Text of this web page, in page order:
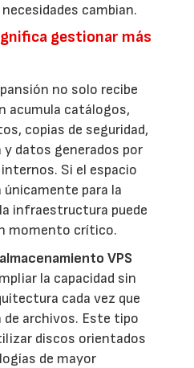
cambian.
gestionar más
no solo recibe
acumula catálogos,
copias de seguridad,
datos generados por
Si el espacio
únicamente para la
infraestructura puede
momento crítico.
almacenamiento VPS
la capacidad sin
cada vez que
archivos. Este tipo
discos orientados
de mayor